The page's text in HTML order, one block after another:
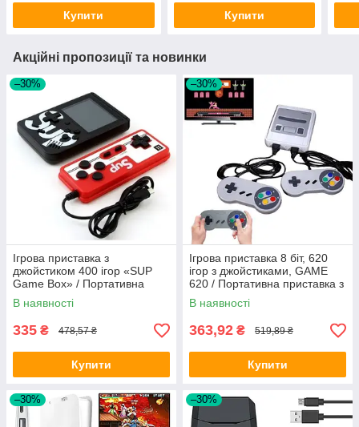
Купити Купити
Акційні пропозиції та новинки
–30%
Ігрова приставка з
джойстиком 400 ігор «SUP
Game Box» / Портативна
ретро приставка
В наявності
335 ₴ 478,57 ₴
Купити
–30%
Ігрова приставка 8 біт, 620
ігор з джойстиками, GAME
620 / Портативна приставка з
джойстиками
В наявності
363,92 ₴ 519,89 ₴
Купити
–30% –30%